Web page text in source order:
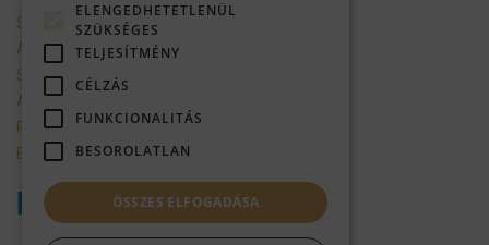
Szolgáltató adatai
Általános szerződési feltételek
Szállítási feltételek
Adatkezelési tájékoztató
Promóciók mappa a gmailbe
Ellálás a szerződéstől
ELENGEDHETETLENÜL
SZÜKSÉGES
TELJESÍTMÉNY
CÉLZÁS
FUNKCIONALITÁS
BESOROLATLAN
ÖSSZES ELFOGADÁSA